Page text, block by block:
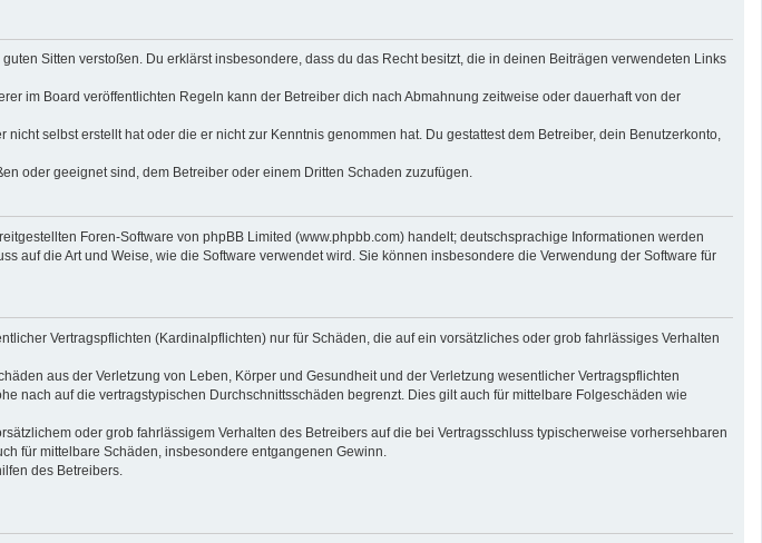
Sitten verstoßen. Du erklärst insbesondere, dass du das Recht besitzt, die in deinen Beiträgen verwendeten Links
im Board veröffentlichten Regeln kann der Betreiber dich nach Abmahnung zeitweise oder dauerhaft von der
selbst erstellt hat oder die er nicht zur Kenntnis genommen hat. Du gestattest dem Betreiber, dein Benutzerkonto,
oder geeignet sind, dem Betreiber oder einem Dritten Schaden zuzufügen.
Foren-Software von phpBB Limited (www.phpbb.com) handelt; deutschsprachige Informationen werden
auf die Art und Weise, wie die Software verwendet wird. Sie können insbesondere die Verwendung der Software für
Vertragspflichten (Kardinalpflichten) nur für Schäden, die auf ein vorsätzliches oder grob fahrlässiges Verhalten
aus der Verletzung von Leben, Körper und Gesundheit und der Verletzung wesentlicher Vertragspflichten
nach auf die vertragstypischen Durchschnittsschäden begrenzt. Dies gilt auch für mittelbare Folgeschäden wie
oder grob fahrlässigem Verhalten des Betreibers auf die bei Vertragsschluss typischerweise vorhersehbaren
für mittelbare Schäden, insbesondere entgangenen Gewinn.
des Betreibers.